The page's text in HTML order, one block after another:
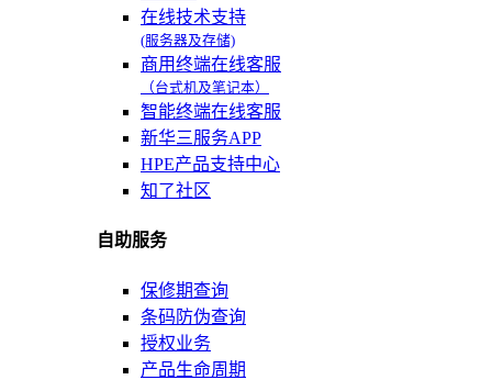
在线技术支持
(服务器及存储)
商用终端在线客服
（台式机及笔记本）
智能终端在线客服
新华三服务APP
HPE产品支持中心
知了社区
自助服务
保修期查询
条码防伪查询
授权业务
产品生命周期